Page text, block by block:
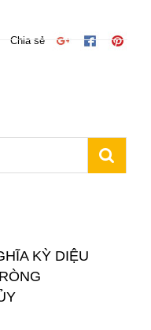
Chia sẻ
KỲ DIỆU